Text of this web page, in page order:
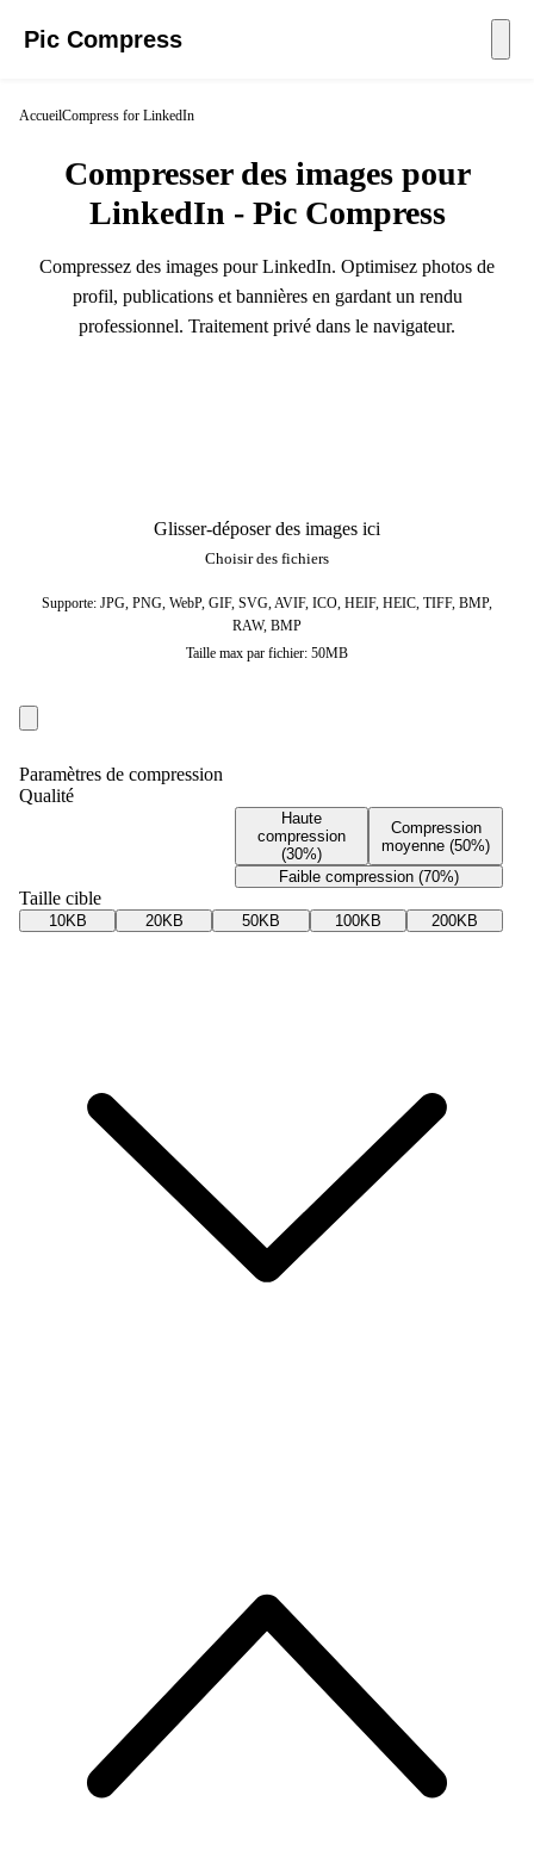
Pic Compress
AccueilCompress for LinkedIn
Compresser des images pour
LinkedIn - Pic Compress
Compressez des images pour LinkedIn. Optimisez photos de
profil, publications et bannières en gardant un rendu
professionnel. Traitement privé dans le navigateur.
Glisser-déposer des images ici
Choisir des fichiers
Supporte: JPG, PNG, WebP, GIF, SVG, AVIF, ICO, HEIF, HEIC, TIFF, BMP,
RAW, BMP
Taille max par fichier: 50MB
Paramètres de compression
Qualité
Haute
compression
(30%)
Compression
moyenne (50%)
Faible compression (70%)
Taille cible
10KB 20KB 50KB 100KB 200KB